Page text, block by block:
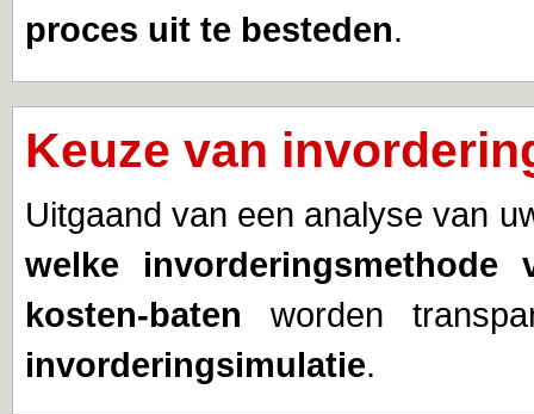
proces uit te besteden.
Keuze van
Uitgaand van een analyse van
welke
kosten-baten worden
invorderingsimulatie.